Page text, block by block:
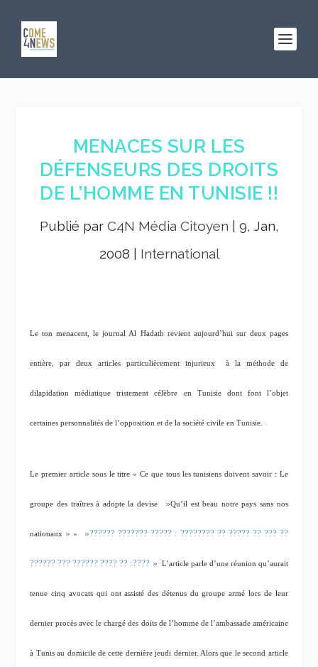
MENACES SUR LES
DÉFENSEURS DES DROITS
DE L’HOMME EN TUNISIE !!
Publié par C4N Média Citoyen
9, Jan,
2008
International
Le ton menacent, le journal Al Hadath revient aujourd’hui sur deux pages
entière, par deux articles particulièrement injurieux à la méthode de
dilapidation médiatique tristement célèbre en Tunisie dont font l’objet
certaines personnalités de l’opposition et de la société civile en Tunisie.
Le premier article sous le titre «Ce que tous les tunisiens doivent savoir : Le
groupe des traîtres à adopte la devise «Qu’il est beau notre pays sans nos
nationaux « » «?? ??? ?? ????? ?? ???????? : ????? ??????? ??????
????: ?? ???? ?????? ??? ?????? « L’article parle d’une réunion qu’aurait
tenue cinq avocats qui ont assisté des détenus du groupe armé lors de leur
dernier procès avec le chargé des doits de l’homme de l’ambassade américaine
à Tunis au domicile de cette dernière jeudi dernier. Alors que le second article